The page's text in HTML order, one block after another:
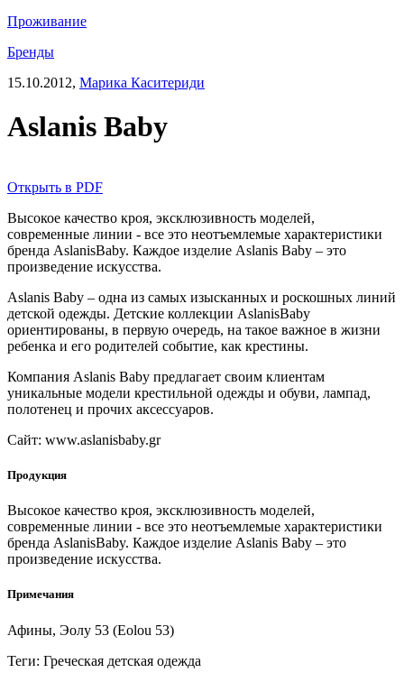
Проживание
Бренды
15.10.2012, Марика Каситериди
Aslanis Baby
Открыть в PDF
Высокое качество кроя, эксклюзивность моделей,
современные линии - все это неотъемлемые характеристики
бренда AslanisBaby. Каждое изделие Aslanis Baby – это
произведение искусства.
Aslanis Baby – одна из самых изысканных и роскошных линий
детской одежды. Детские коллекции AslanisBaby
ориентированы, в первую очередь, на такое важное в жизни
ребенка и его родителей событие, как крестины.
Компания Aslanis Baby предлагает своим клиентам
уникальные модели крестильной одежды и обуви, лампад,
полотенец и прочих аксессуаров.
Сайт: www.aslanisbaby.gr
Продукция
Высокое качество кроя, эксклюзивность моделей,
современные линии - все это неотъемлемые характеристики
бренда AslanisBaby. Каждое изделие Aslanis Baby – это
произведение искусства.
Примечания
Афины, Эолу 53 (Eolou 53)
Теги: Греческая детская одежда